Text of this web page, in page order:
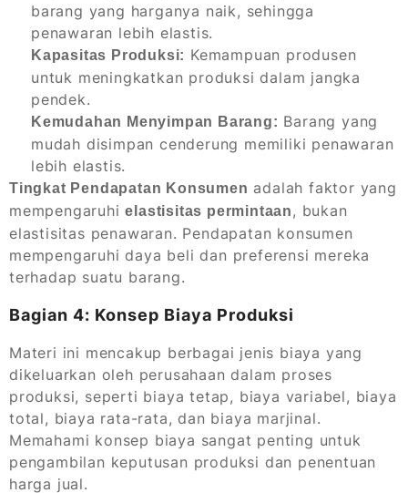
barang yang harganya naik, sehingga
penawaran lebih elastis.
Kapasitas Produksi: Kemampuan produsen
untuk meningkatkan produksi dalam jangka
pendek.
Kemudahan Menyimpan Barang: Barang yang
mudah disimpan cenderung memiliki penawaran
lebih elastis.
Tingkat Pendapatan Konsumen adalah faktor yang
mempengaruhielastisitas permintaan, bukan
elastisitas penawaran. Pendapatan konsumen
mempengaruhi daya beli dan preferensi mereka
terhadap suatu barang.
Bagian 4: Konsep Biaya Produksi
Materi ini mencakup berbagai jenis biaya yang
dikeluarkan oleh perusahaan dalam proses
produksi, seperti biaya tetap, biaya variabel, biaya
total, biaya rata-rata, dan biaya marjinal.
Memahami konsep biaya sangat penting untuk
pengambilan keputusan produksi dan penentuan
harga jual.